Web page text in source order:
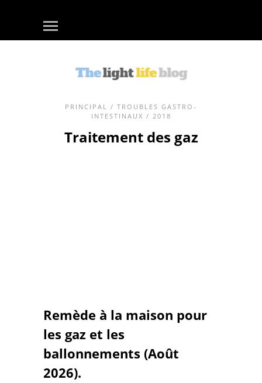
PRINCIPAL / TROUBLES GASTRO-
INTESTINAUX / 2018
Traitement des gaz
Remède à la maison pour
les gaz et les
ballonnements (Août
2026).